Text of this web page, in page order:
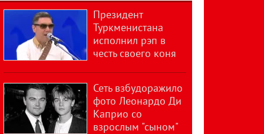
Президент
Туркменистана
исполнил рэп в
честь своего коня
Сеть взбудоражило
фото Леонардо Ди
Каприо со
взрослым "сыном"